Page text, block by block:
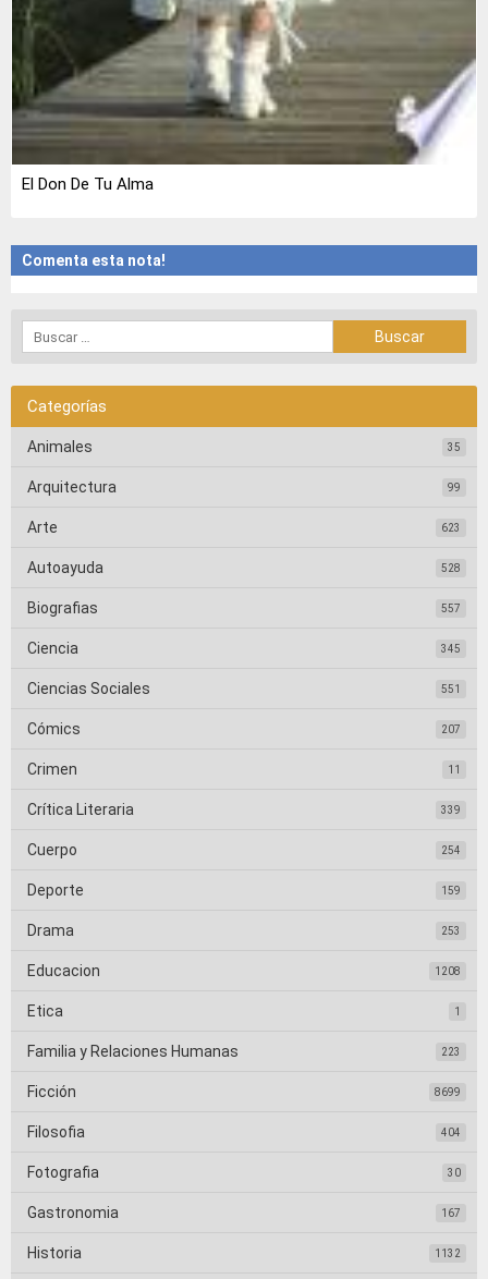
El Don De Tu Alma
Comenta esta nota!
Categorías
Animales 35
Arquitectura 99
Arte 623
Autoayuda 528
Biografias 557
Ciencia 345
Ciencias Sociales 551
Cómics 207
Crimen 11
Crítica Literaria 339
Cuerpo 254
Deporte 159
Drama 253
Educacion 1208
Etica 1
Familia y Relaciones Humanas 223
Ficción 8699
Filosofia 404
Fotografia 30
Gastronomia 167
Historia 1132